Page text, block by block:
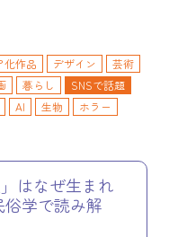
化作品 デザイン
芸術
暮らし
SNSで話題
AI 生物
ホラー
はなぜ生まれ
学で読み解